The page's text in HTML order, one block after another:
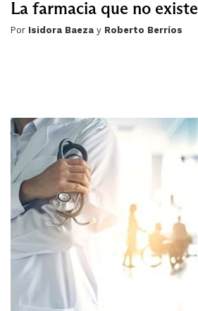
La farmacia que no existe
Por Isidora Baeza y Roberto Berríos